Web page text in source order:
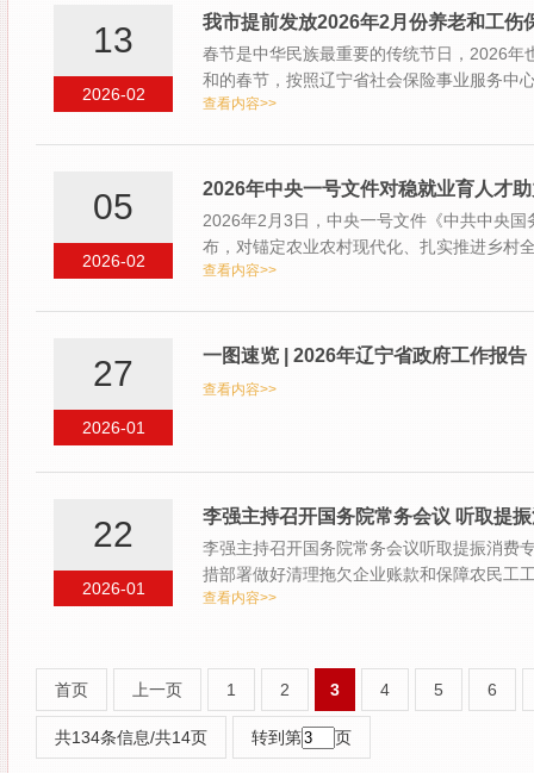
2026-02
13 我市提前发放2026年2月份养老和工伤
春节是中华民族最重要的传统节日，2026年
和的春节，按照辽宁省社会保险事业服务中
知…
查看内容>>
2026-02
05 2026年中央一号文件对稳就业育人才
2026年2月3日，中央一号文件《中共中央
布，对锚定农业农村现代化、扎实推进乡村
人才队…
查看内容>>
2026-01
27 一图速览 | 2026年辽宁省政府工作报告
查看内容>>
2026-01
22 李强主持召开国务院常务会议 听取提
李强主持召开国务院常务会议听取提振消费
措部署做好清理拖欠企业账款和保障农民工
决…
查看内容>>
首页 上一页 1 2 3 4 5 6
共134条信息/共14页 转到第 页